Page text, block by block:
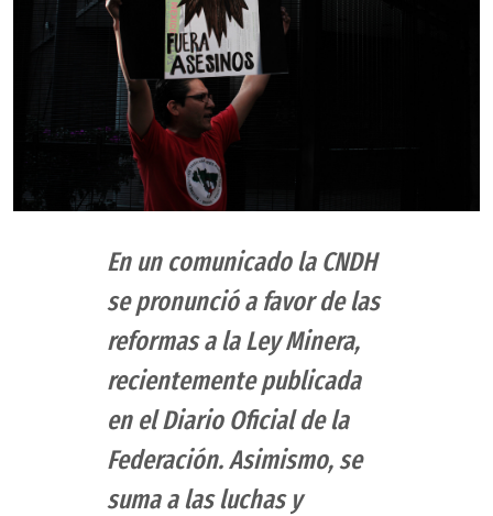
En un comunicado la CNDH
se pronunció a favor de las
reformas a la Ley Minera,
recientemente publicada
en el Diario Oficial de la
Federación. Asimismo, se
suma a las luchas y